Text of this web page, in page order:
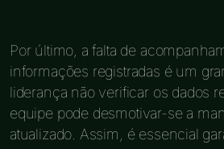
Por último, a falta de
informações registradas é um
liderança não verificar os dados
equipe pode desmotivar-se a
atualizado. Assim, é essencial